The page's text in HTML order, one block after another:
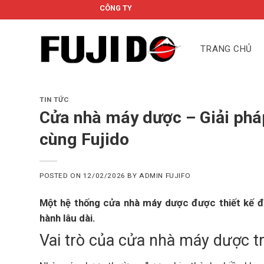
to
CÔNG TY CỔ PHẦN FUJIDO
TRANG CHỦ
TIN TỨC
Cửa nhà máy dược – Giải
cùng Fujido
POSTED ON 12/02/2026 BYADMIN FUJIFO
Một hệ thống cửa nhà máy dược được thiết kế
hành lâu dài.
Vai trò của cửa nhà máy dược